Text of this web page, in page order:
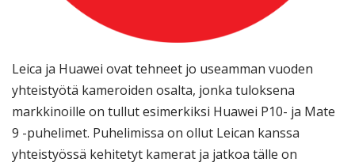
Leica ja Huawei ovat tehneet jo useamman vuoden
yhteistyötä kameroiden osalta, jonka tuloksena
markkinoille on tullut esimerkiksi Huawei P10- ja Mate
9 -puhelimet. Puhelimissa on ollut Leican kanssa
yhteistyössä kehitetyt kamerat ja jatkoa tälle on